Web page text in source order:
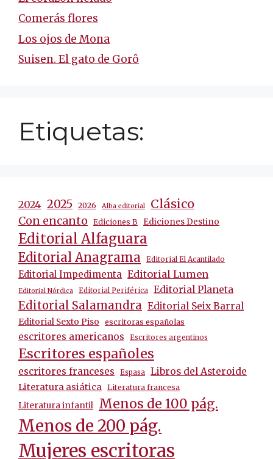
Comerás flores
Los ojos de Mona
Suisen. El gato de Gorô
Etiquetas:
2024 2025 2026 Alba editorial Clásico
Con encanto Ediciones B Ediciones Destino
Editorial Alfaguara
Editorial Anagrama Editorial El Acantilado
Editorial Impedimenta Editorial Lumen
Editorial Nórdica Editorial Periférica Editorial Planeta
Editorial Salamandra Editorial Seix Barral
Editorial Sexto Piso escritoras españolas
escritores americanos Escritores argentinos
Escritores españoles
escritores franceses Espasa Libros del Asteroide
Literatura asiática Literatura francesa
Literatura infantil Menos de 100 pág.
Menos de 200 pág.
Mujeres escritoras